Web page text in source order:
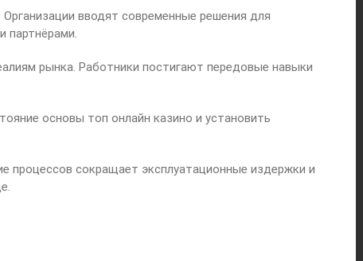
вводят современные решения для
партнёрами.
рынка. Работники постигают передовые навыки
основы топ онлайн казино и установить
процессов сокращает эксплуатационные издержки и